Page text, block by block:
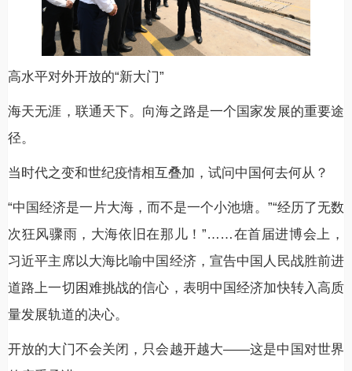
高水平对外开放的“新大门”
海天无涯，联通天下。向海之路是一个国家发展的重要途
径。
当时代之变和世纪疫情相互叠加，试问中国何去何从？
“中国经济是一片大海，而不是一个小池塘。”“经历了无数
次狂风骤雨，大海依旧在那儿！”……在首届进博会上，
习近平主席以大海比喻中国经济，宣告中国人民战胜前进
道路上一切困难挑战的信心，表明中国经济加快转入高质
量发展轨道的决心。
开放的大门不会关闭，只会越开越大——这是中国对世界